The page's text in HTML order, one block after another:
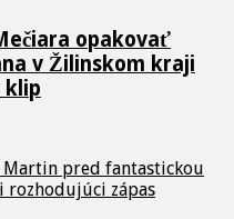
opakovať
v Žilinskom kraji
klip